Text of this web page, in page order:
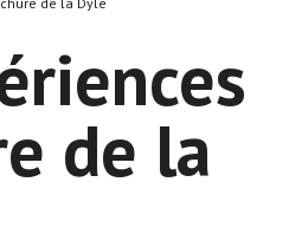
de la